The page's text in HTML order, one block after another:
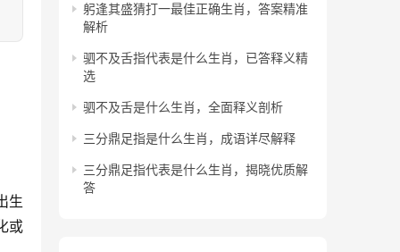
生
或
躬逢其盛猜打一最佳正确生肖，答案精准
解析
驷不及舌指代表是什么生肖，已答释义精
选
驷不及舌是什么生肖，全面释义剖析
三分鼎足指是什么生肖，成语详尽解释
三分鼎足指代表是什么生肖，揭晓优质解
答